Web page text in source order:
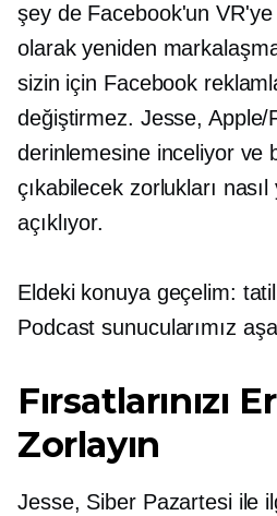
şey de Facebook'un
olarak yeniden
sizin için Facebook
değiştirmez. Jesse, Apple/
derinlemesine inceliyor ve
çıkabilecek zorlukları
açıklıyor.
Eldeki konuya geçelim:
Podcast sunucularımız
Fırsatlarınızı
Zorlayın
Jesse, Siber Pazartesi ile